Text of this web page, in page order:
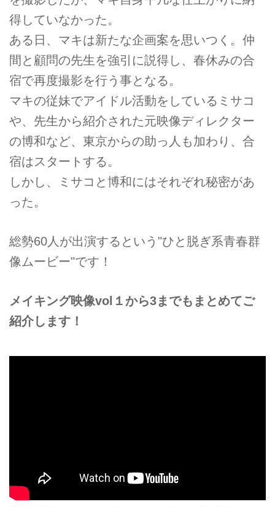
得していなかった。
ある日、マキは新たな企画案を思いつく。仲
間と顧問の先生を強引に説得し、春休みの合
宿で再度撮影を行う事となる。
マキの従妹でアイドル活動をしているミサコ
や、先生から紹介された元映像ディレクター
の博和など、東京からの助っ人も加わり、合
宿はスタートする。
しかし、ミサコと博和にはそれぞれ秘密があ
った。
総勢60人が出演するという"ひと脱ぎ系青春群
像ムービー"です！
メイキング映像vol１から3までもまとめてご
紹介します！